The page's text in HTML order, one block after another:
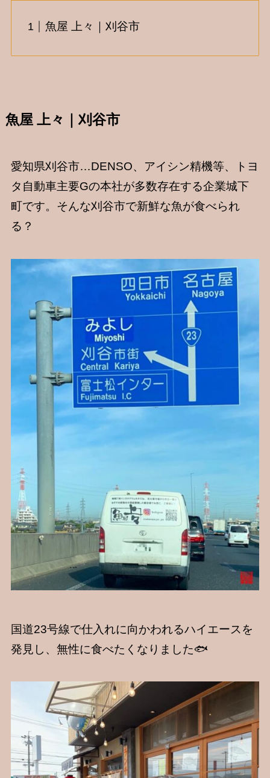
魚屋 上々｜刈谷市
魚屋 上々｜刈谷市
愛知県刈谷市…DENSO、アイシン精機等、トヨ
タ自動車主要Gの本社が多数存在する企業城下
町です。そんな刈谷市で新鮮な魚が食べられ
る？
国道23号線で仕入れに向かわれるハイエースを
発見し、無性に食べたくなりました🐟